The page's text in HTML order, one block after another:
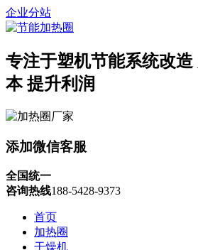
企业分站
专注于塑机节能系统改造
本 提升利润
添加微信客服
全国统一
咨询热线188-5428-9373
首页
加热圈
干燥机